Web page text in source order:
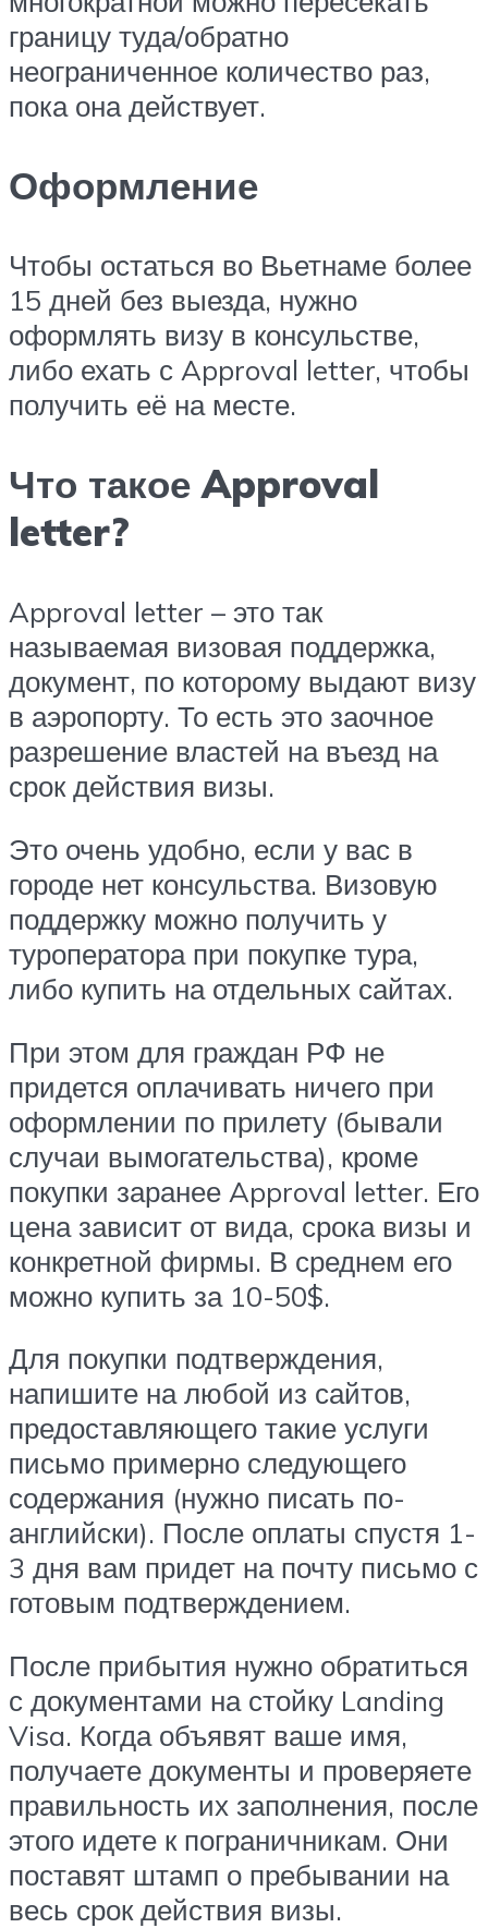
границу туда/обратно
неограниченное количество раз,
пока она действует.
Оформление
Чтобы остаться во Вьетнаме более
15 дней без выезда, нужно
оформлять визу в консульстве,
либо ехать с Approval letter, чтобы
получить её на месте.
Что такое Approval
letter?
Approval letter – это так
называемая визовая поддержка,
документ, по которому выдают визу
в аэропорту. То есть это заочное
разрешение властей на въезд на
срок действия визы.
Это очень удобно, если у вас в
городе нет консульства. Визовую
поддержку можно получить у
туроператора при покупке тура,
либо купить на отдельных сайтах.
При этом для граждан РФ не
придется оплачивать ничего при
оформлении по прилету (бывали
случаи вымогательства), кроме
покупки заранее Approval letter. Его
цена зависит от вида, срока визы и
конкретной фирмы. В среднем его
можно купить за 10-50$.
Для покупки подтверждения,
напишите на любой из сайтов,
предоставляющего такие услуги
письмо примерно следующего
содержания (нужно писать по-
английски). После оплаты спустя 1-
3 дня вам придет на почту письмо с
готовым подтверждением.
После прибытия нужно обратиться
с документами на стойку Landing
Visa. Когда объявят ваше имя,
получаете документы и проверяете
правильность их заполнения, после
этого идете к пограничникам. Они
поставят штамп о пребывании на
весь срок действия визы.